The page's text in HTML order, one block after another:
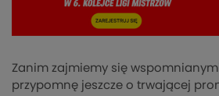
Zanim zajmiemy się
przypomnę jeszcze o trwającej